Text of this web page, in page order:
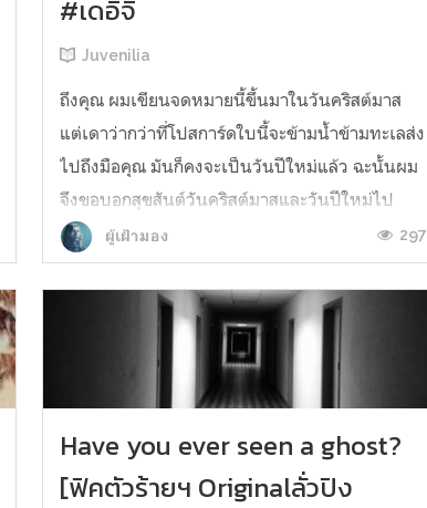
#เดอิจิ
Juvenilia
ถึงคุณ ผมเขียนจดหมายนี้ขึ้นมาในวันคริสต์มาส
แต่เดาว่ากว่าที่โปสการ์ดใบนี้จะข้ามน้ำข้ามทะเลส่ง
ไปถึงมือคุณ มันก็คงจะเป็นวันปีใหม่แล้ว ฉะนั้นผม
จึงขอบอกสุขสันต์วันคริสต์มาสและวันปีใหม่ไป
พร้อม ๆ กันเลยทีเดียว ที่โตเกียวหิมะตกแล้ว อากาศ
ก็เย็นจัดจนมือและเท้าชาไปหมด ผมคิดว่าที่
อเมริกาก็คงไม่ต่างกันนั...
ผู้เฝ้ามอง 297
Have you ever seen a ghost?
[ฟิคตัวร้ายฯ Originalลั่วปิง